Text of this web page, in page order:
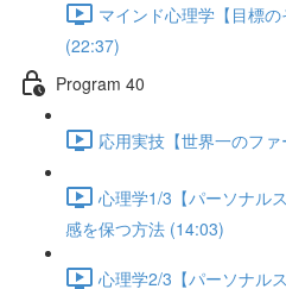
マインド心理学【目標の
(22:37)
Program 40
応用実技【世界一のフ
心理学1/3【パーソナル
感を保つ方法 (14:03)
心理学2/3【パーソナル